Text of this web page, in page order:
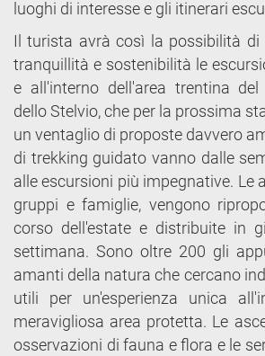
luoghi di interesse e gli itinerari
Il turista avrà così la possibilità
tranquillità e sostenibilità le
e all'interno dell'area trentina del
dello Stelvio, che per la prossima
un ventaglio di proposte davvero
di trekking guidato vanno dalle
alle escursioni più impegnative. Le
gruppi e famiglie, vengono
corso dell'estate e distribuite in
settimana. Sono oltre 200 gli
amanti della natura che cercano
utili per un'esperienza unica
meravigliosa area protetta. Le
osservazioni di fauna e flora e le